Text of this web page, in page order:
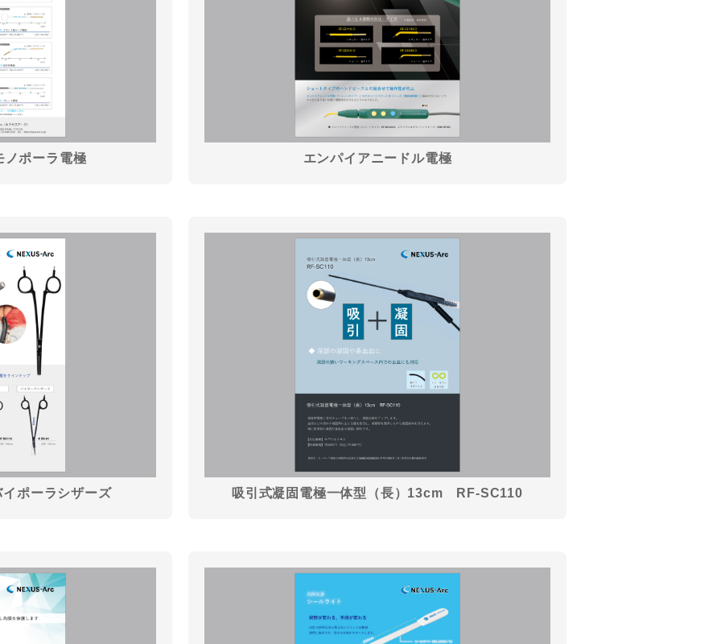
ノポーラ電極 エンパイアニードル電極
ポーラシザーズ 吸引式凝固電極一体型（長）13cm RF-SC110